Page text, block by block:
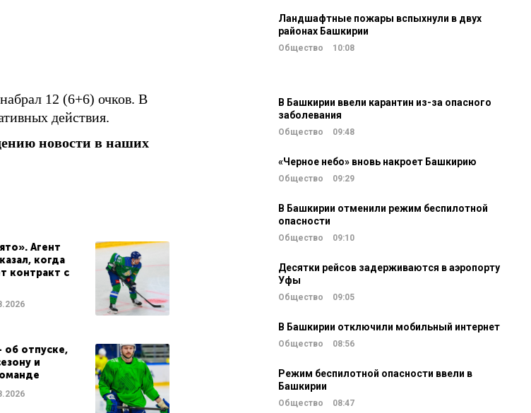
12 (6+6) очков. В
действия.
новости в наших
Агент
когда
контракт с
об отпуске,
и
Ландшафтные пожары вспыхнули в двух
районах Башкирии
Общество 10:08
В Башкирии ввели карантин из-за опасного
заболевания
Общество 09:48
«Черное небо» вновь накроет Башкирию
Общество 09:29
В Башкирии отменили режим беспилотной
опасности
Общество 09:10
Десятки рейсов задерживаются в аэропорту
Уфы
Общество 09:05
В Башкирии отключили мобильный интернет
Общество 08:56
Режим беспилотной опасности ввели в
Башкирии
Общество 08:47